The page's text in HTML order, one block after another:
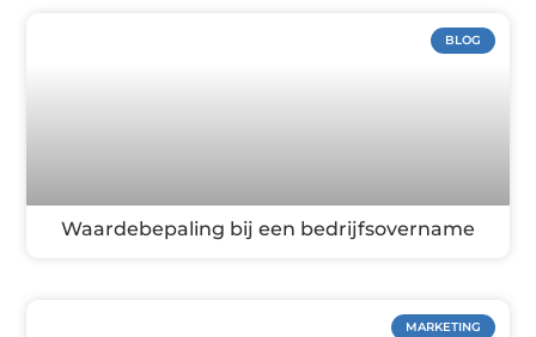
BLOG
Waardebepaling bij een bedrijfsovername
MARKETING